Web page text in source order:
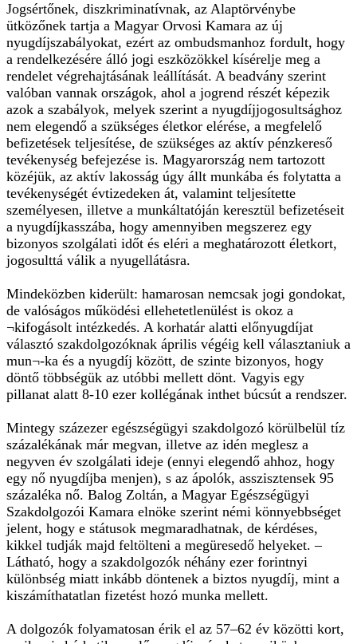
Jogsértőnek, diszkriminatívnak, az Alaptörvénybe
ütközőnek tartja a Magyar Orvosi Kamara az új
nyugdíjszabályokat, ezért az ombudsmanhoz fordult, hogy
a rendelkezésére álló jogi eszközökkel kísérelje meg a
rendelet végrehajtásának leállítását. A beadvány szerint
valóban vannak országok, ahol a jogrend részét képezik
azok a szabályok, melyek szerint a nyugdíjjogosultsághoz
nem elegendő a szükséges életkor elérése, a megfelelő
befizetések teljesítése, de szükséges az aktív pénzkereső
tevékenység befejezése is. Magyarország nem tartozott
közéjük, az aktív lakosság úgy állt munkába és folytatta a
tevékenységét évtizedeken át, valamint teljesítette
személyesen, illetve a munkáltatóján keresztül befizetéseit
a nyugdíjkasszába, hogy amennyiben megszerez egy
bizonyos szolgálati időt és eléri a meghatározott életkort,
jogosulttá válik a nyugellátásra.
Mindeközben kiderült: hamarosan nemcsak jogi gondokat,
de valóságos működési ellehetetlenülést is okoz a
¬kifogásolt intézkedés. A korhatár alatti előnyugdíjat
választó szakdolgozóknak április végéig kell választaniuk a
mun¬-ka és a nyugdíj között, de szinte bizonyos, hogy
döntő többségük az utóbbi mellett dönt. Vagyis egy
pillanat alatt 8-10 ezer kollégának inthet búcsút a rendszer.
Mintegy százezer egészségügyi szakdolgozó körülbelül tíz
százalékának már megvan, illetve az idén meglesz a
negyven év szolgálati ideje (ennyi elegendő ahhoz, hogy
egy nő nyugdíjba menjen), s az ápolók, asszisztensek 95
százaléka nő. Balog Zoltán, a Magyar Egészségügyi
Szakdolgozói Kamara elnöke szerint némi könnyebbséget
jelent, hogy e státusok megmaradhatnak, de kérdéses,
kikkel tudják majd feltölteni a megüresedő helyeket. –
Látható, hogy a szakdolgozók néhány ezer forintnyi
különbség miatt inkább döntenek a biztos nyugdíj, mint a
kiszámíthatatlan fizetést hozó munka mellett.
A dolgozók folyamatosan érik el az 57–62 év közötti kort,